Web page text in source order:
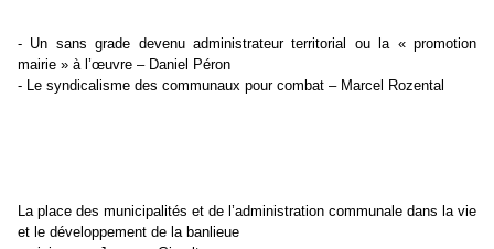
- Un sans grade devenu administrateur territorial ou la « promotion
mairie » à l’œuvre – Daniel Péron
- Le syndicalisme des communaux pour combat – Marcel Rozental
La place des municipalités et de l’administration communale dans la vie
et le développement de la banlieue